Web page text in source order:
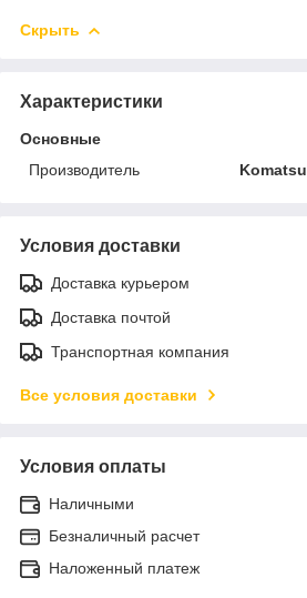
Скрыть
Характеристики
Основные
Производитель
Komatsu
Условия доставки
Доставка курьером
Доставка почтой
Транспортная компания
Все условия доставки
Условия оплаты
Наличными
Безналичный расчет
Наложенный платеж